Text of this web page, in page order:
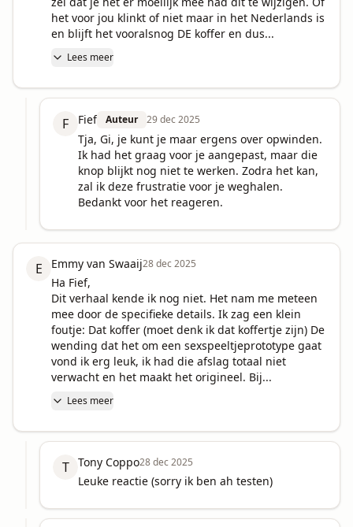
het voor jou klinkt of niet maar in het Nederlands is
en blijft het vooralsnog DE koffer en dus...
Lees meer
F Fief Auteur 29 dec 2025
Tja, Gi, je kunt je maar ergens over opwinden.
Ik had het graag voor je aangepast, maar die
knop blijkt nog niet te werken. Zodra het kan,
zal ik deze frustratie voor je weghalen.
Bedankt voor het reageren.
E Emmy van Swaaij28 dec 2025
Ha Fief,
Dit verhaal kende ik nog niet. Het nam me meteen
mee door de specifieke details. Ik zag een klein
foutje: Dat koffer (moet denk ik dat koffertje zijn) De
wending dat het om een sexspeeltjeprototype gaat
vond ik erg leuk, ik had die afslag totaal niet
verwacht en het maakt het origineel. Bij...
Lees meer
T Tony Coppo28 dec 2025
Leuke reactie (sorry ik ben ah testen)